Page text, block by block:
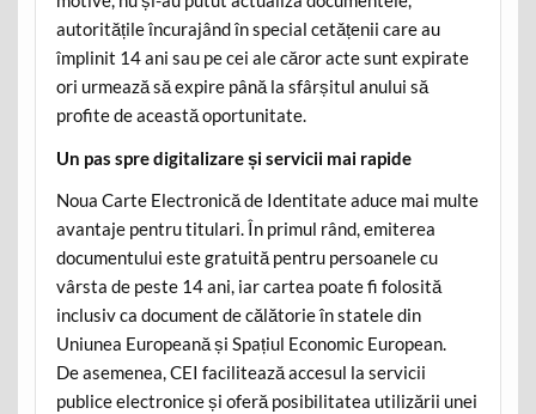
autoritățile încurajând în special cetățenii care au
împlinit 14 ani sau pe cei ale căror acte sunt expirate
ori urmează să expire până la sfârșitul anului să
profite de această oportunitate.
Un pas spre digitalizare și servicii mai rapide
Noua Carte Electronică de Identitate aduce mai multe
avantaje pentru titulari. În primul rând, emiterea
documentului este gratuită pentru persoanele cu
vârsta de peste 14 ani, iar cartea poate fi folosită
inclusiv ca document de călătorie în statele din
Uniunea Europeană și Spațiul Economic European.
De asemenea, CEI facilitează accesul la servicii
publice electronice și oferă posibilitatea utilizării unei